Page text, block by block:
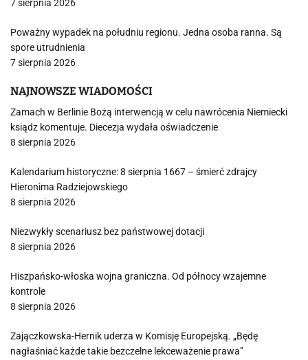
7 sierpnia 2026
Poważny wypadek na południu regionu. Jedna osoba ranna. Są
spore utrudnienia
7 sierpnia 2026
NAJNOWSZE WIADOMOŚCI
Zamach w Berlinie Bożą interwencją w celu nawrócenia Niemiecki
ksiądz komentuje. Diecezja wydała oświadczenie
8 sierpnia 2026
Kalendarium historyczne: 8 sierpnia 1667 – śmierć zdrajcy
Hieronima Radziejowskiego
8 sierpnia 2026
Niezwykły scenariusz bez państwowej dotacji
8 sierpnia 2026
Hiszpańsko-włoska wojna graniczna. Od północy wzajemne
kontrole
8 sierpnia 2026
Zajączkowska-Hernik uderza w Komisję Europejską. „Będę
nagłaśniać każde takie bezczelne lekceważenie prawa”